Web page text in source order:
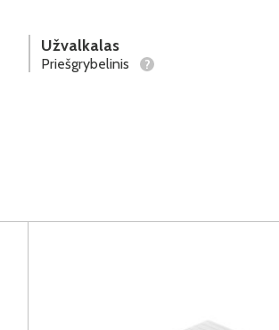
Užvalkalas
Priešgrybelinis ?